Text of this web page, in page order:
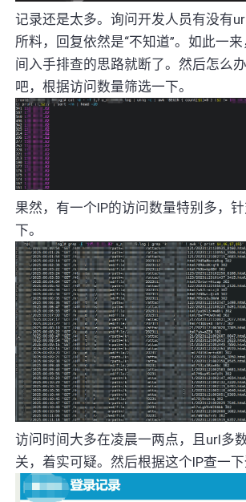
记录还是太多。询问开发人员有没有
所料，回复依然是“不知道”。如此一
间入手排查的思路就断了。然后怎么
吧，根据访问数量筛选一下。
果然，有一个IP的访问数量特别多，
下。
访问时间大多在凌晨一两点，且url多
关，着实可疑。然后根据这个IP查一下